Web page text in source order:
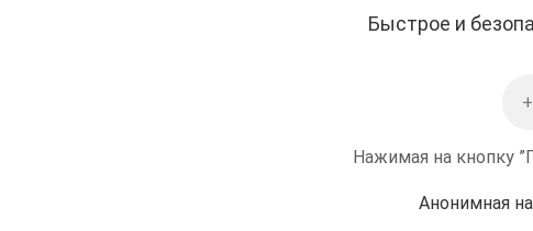
Быстрое и
Нажимая на кнопку
Анонимная